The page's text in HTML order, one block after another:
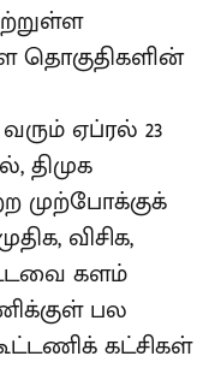
தொகுதிகளின்
ஏப்ரல் 23
திமுக
முற்போக்குக்
விசிக,
களம்
பல
கட்சிகள்